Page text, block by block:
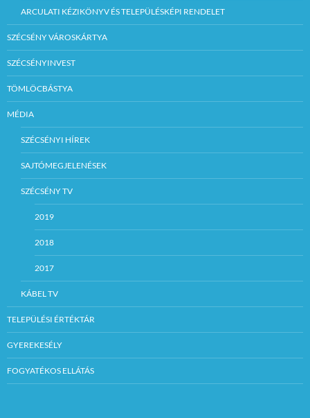
ARCULATI KÉZIKÖNYV ÉS TELEPÜLÉSKÉPI RENDELET
SZÉCSÉNY VÁROSKÁRTYA
SZÉCSÉNYINVEST
TÖMLÖCBÁSTYA
MÉDIA
SZÉCSÉNYI HÍREK
SAJTÓMEGJELENÉSEK
SZÉCSÉNY TV
2019
2018
2017
KÁBEL TV
TELEPÜLÉSI ÉRTÉKTÁR
GYEREKESÉLY
FOGYATÉKOS ELLÁTÁS